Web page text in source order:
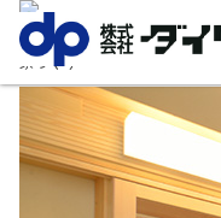
本当に価値のある
家づくり